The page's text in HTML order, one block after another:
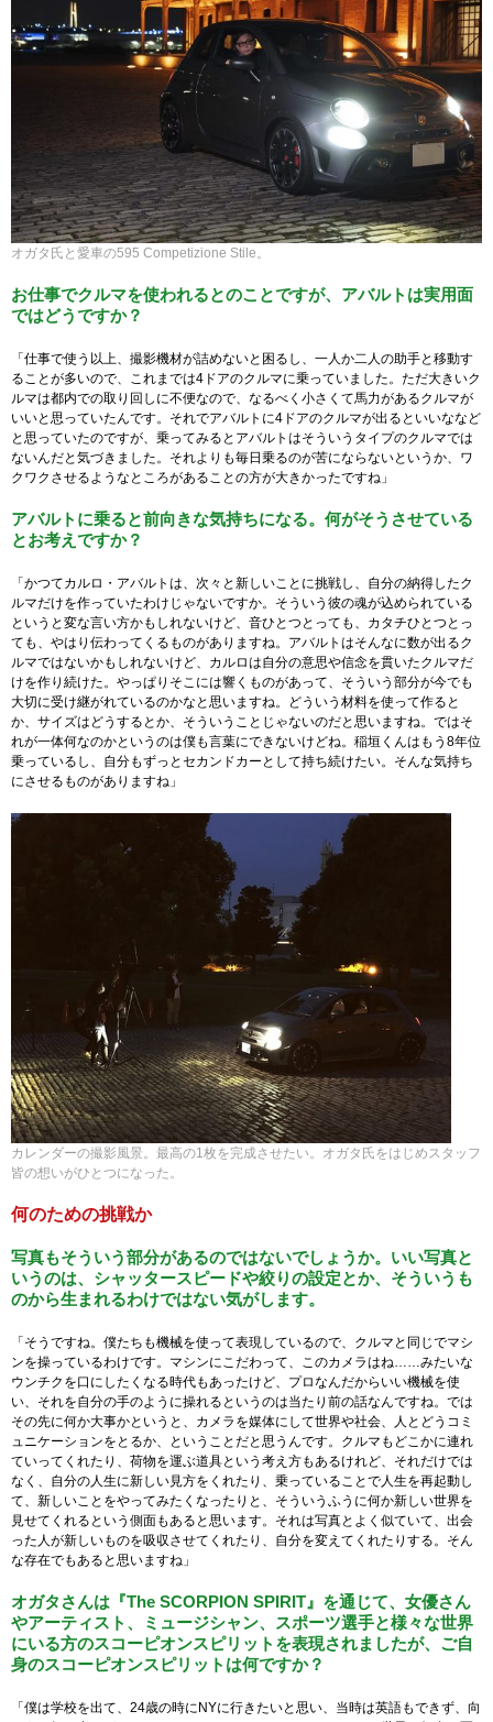
オガタ氏と愛車の595 Competizione Stile。
お仕事でクルマを使われるとのことですが、アバルトは実用面
ではどうですか？
「仕事で使う以上、撮影機材が詰めないと困るし、一人か二人の助手と移動す
ることが多いので、これまでは4ドアのクルマに乗っていました。ただ大きいク
ルマは都内での取り回しに不便なので、なるべく小さくて馬力があるクルマが
いいと思っていたんです。それでアバルトに4ドアのクルマが出るといいななど
と思っていたのですが、乗ってみるとアバルトはそういうタイプのクルマでは
ないんだと気づきました。それよりも毎日乗るのが苦にならないというか、ワ
クワクさせるようなところがあることの方が大きかったですね」
アバルトに乗ると前向きな気持ちになる。何がそうさせている
とお考えですか？
「かつてカルロ・アバルトは、次々と新しいことに挑戦し、自分の納得したク
ルマだけを作っていたわけじゃないですか。そういう彼の魂が込められている
というと変な言い方かもしれないけど、音ひとつとっても、カタチひとつとっ
ても、やはり伝わってくるものがありますね。アバルトはそんなに数が出るク
ルマではないかもしれないけど、カルロは自分の意思や信念を貫いたクルマだ
けを作り続けた。やっぱりそこには響くものがあって、そういう部分が今でも
大切に受け継がれているのかなと思いますね。どういう材料を使って作ると
か、サイズはどうするとか、そういうことじゃないのだと思いますね。ではそ
れが一体何なのかというのは僕も言葉にできないけどね。稲垣くんはもう8年位
乗っているし、自分もずっとセカンドカーとして持ち続けたい。そんな気持ち
にさせるものがありますね」
カレンダーの撮影風景。最高の1枚を完成させたい。オガタ氏をはじめスタッフ
皆の想いがひとつになった。
何のための挑戦か
写真もそういう部分があるのではないでしょうか。いい写真と
いうのは、シャッタースピードや絞りの設定とか、そういうも
のから生まれるわけではない気がします。
「そうですね。僕たちも機械を使って表現しているので、クルマと同じでマシ
ンを操っているわけです。マシンにこだわって、このカメラはね……みたいな
ウンチクを口にしたくなる時代もあったけど、プロなんだからいい機械を使
い、それを自分の手のように操れるというのは当たり前の話なんですね。では
その先に何か大事かというと、カメラを媒体にして世界や社会、人とどうコミ
ュニケーションをとるか、ということだと思うんです。クルマもどこかに連れ
ていってくれたり、荷物を運ぶ道具という考え方もあるけれど、それだけでは
なく、自分の人生に新しい見方をくれたり、乗っていることで人生を再起動し
て、新しいことをやってみたくなったりと、そういうふうに何か新しい世界を
見せてくれるという側面もあると思います。それは写真とよく似ていて、出会
った人が新しいものを吸収させてくれたり、自分を変えてくれたりする。そん
な存在でもあると思いますね」
オガタさんは『The SCORPION SPIRIT』を通じて、女優さん
やアーティスト、ミュージシャン、スポーツ選手と様々な世界
にいる方のスコーピオンスピリットを表現されましたが、ご自
身のスコーピオンスピリットは何ですか？
「僕は学校を出て、24歳の時にNYに行きたいと思い、当時は英語もできず、向